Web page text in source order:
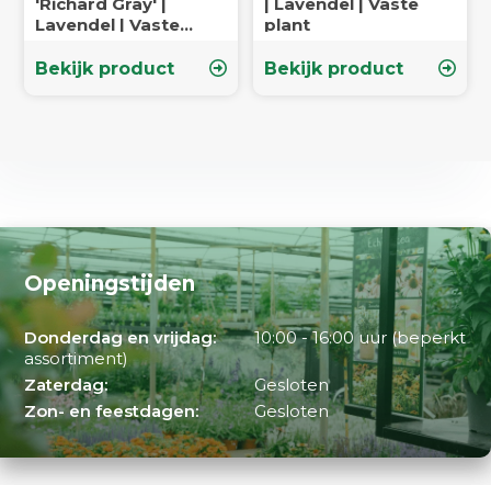
Lavendel | Vaste
Bekijk product
plant
Bekijk product
Openingstijden
Donderdag en vrijdag:
10:00 - 16:00 uur (beperkt
assortiment)
Zaterdag:
Gesloten
Zon- en feestdagen:
Gesloten